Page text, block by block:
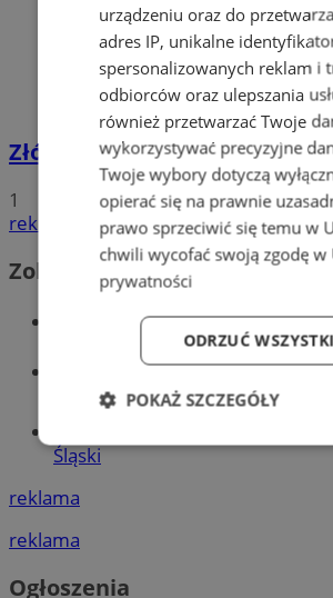
Złóż wniosek o dodatek
1
reklama
Zobacz również
Wiadomości kryminalne
Wiadomości lokalne
Śląski
reklama
reklama
Ogłoszenia
urządzeniu oraz do
adres IP, unikalne
spersonalizowanych reklam i
odbiorców oraz ulepszania
również przetwarzać Twoje
wykorzystywać precyzyjne
Twoje wybory dotyczą
opierać się na prawnie
prawo sprzeciwić się temu w
chwili wycofać swoją zgodę w
prywatności
ODRZUĆ
POKAŻ SZCZEGÓŁY
Niezbędne